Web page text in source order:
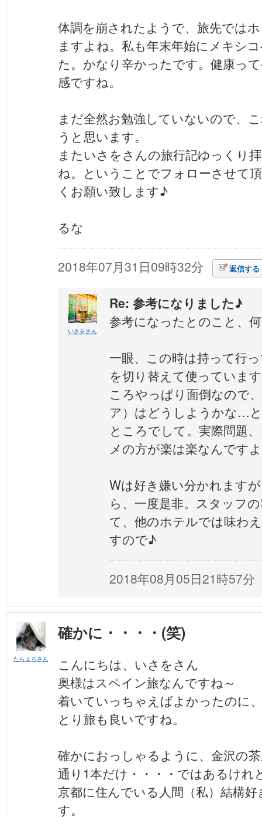
体調を崩されたようで、旅先では
ますよね。私も年末年始にメキシ
た。かなり辛かったです。健康っ
感ですね。
まだ全然お勉強していないので、
うと思います。
またいさをさんの旅行記ゆっくり
ね。ということでフォローさせて
くお願い致します♪
るな
2018年07月31日09時32分 返信する
いさをさん
Re: 参考になりました♪
参考になったとのこと、
一眼、この時は持って行
を切り替えて使っていま
ころやっぱり面倒なので
ア）はどうしようかな…
ところでして。実際問題
メの方が楽は楽なんです
Wは好き嫌い分かれます
ら、一度是非。スタッフ
て、他のホテルでは味わ
すので♪
2018年08月05日21時57分
たらよろさん
確かに・・・・(笑)
こんにちは、いさをさん
奥様はスペイン旅なんですね～
着いていっちゃえばよかったのに
とり旅も良いですね。
確かにおっしゃるように、金沢の
通り1本だけ・・・・ではあるけれ
京都に住んでいる人間（私）結構
す。